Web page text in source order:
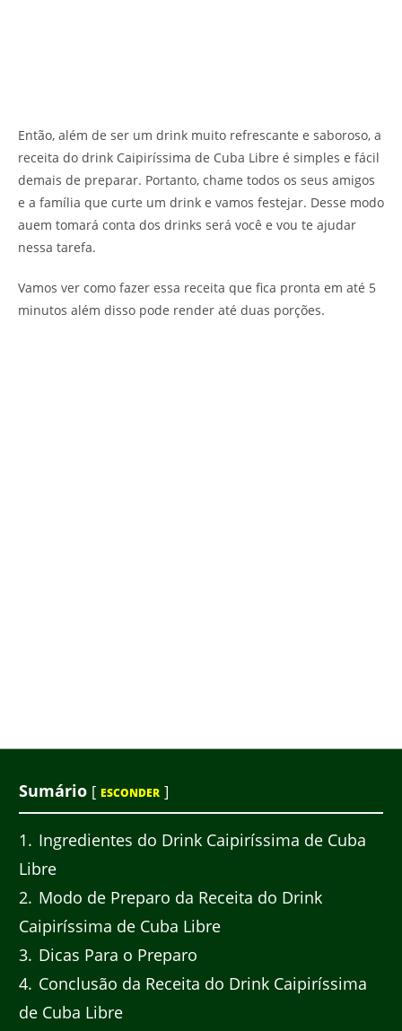
Então, além de ser um drink muito refrescante e saboroso, a
receita do drink Caipiríssima de Cuba Libre é simples e fácil
demais de preparar. Portanto, chame todos os seus amigos
e a família que curte um drink e vamos festejar. Desse modo
auem tomará conta dos drinks será você e vou te ajudar
nessa tarefa.
Vamos ver como fazer essa receita que fica pronta em até 5
minutos além disso pode render até duas porções.
Sumário [ ESCONDER ]
1
Ingredientes do Drink Caipiríssima de Cuba
Libre
2 Modo de Preparo da Receita do Drink
Caipiríssima de Cuba Libre
3 Dicas Para o Preparo
4 Conclusão da Receita do Drink Caipiríssima
de Cuba Libre